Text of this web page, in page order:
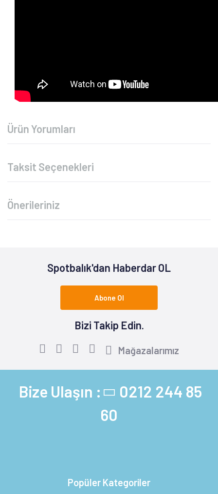
Ürün Yorumları
Taksit Seçenekleri
Önerileriniz
Spotbalık'dan Haberdar OL
Abone Ol
Bizi Takip Edin.
Mağazalarımız
Bize Ulaşın : 0212 244 85
60
Popüler Kategoriler